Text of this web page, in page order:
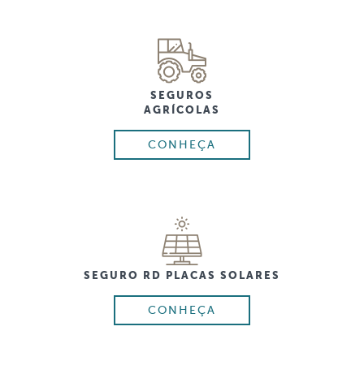
SEGUROS
AGRÍCOLAS
CONHEÇA
SEGURO RD PLACAS SOLARES
CONHEÇA